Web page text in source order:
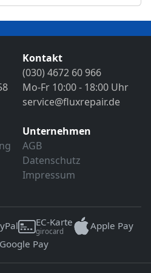
werden,
nach
werden,
nach
Kontakt
(030) 4672 60 966
Mo-Fr 10:00 - 18:00 Uhr
service@fluxrepair.de
Unternehmen
AGB
Datenschutz
Impressum
EC-Karte
girocard
Apple Pay
Google Pay